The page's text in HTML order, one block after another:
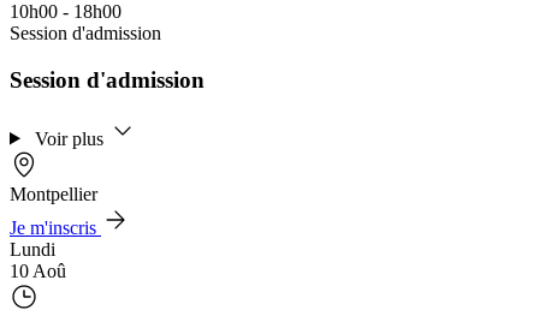
10h00 - 18h00
Session d'admission
Session d'admission
Voir plus
Montpellier
Je m'inscris
Lundi
10 Aoû